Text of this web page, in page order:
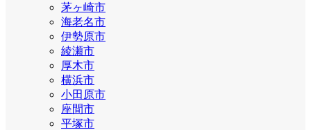
茅ヶ崎市
海老名市
伊勢原市
綾瀬市
厚木市
横浜市
小田原市
座間市
平塚市